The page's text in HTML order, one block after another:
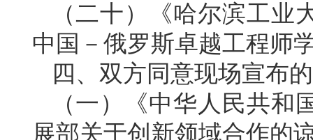
（二十）《哈尔滨工
中国－俄罗斯卓越工程师
四、双方同意现场宣布
（一）《中华人民共
展部关于创新领域合作的